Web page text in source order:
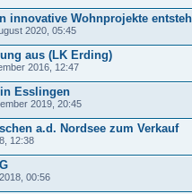
innovative Wohnprojekte
2020, 05:45
aus (LK Erding)
2016, 12:47
Esslingen
2019, 20:45
a.d. Nordsee zum Verkauf
12:38
00:56